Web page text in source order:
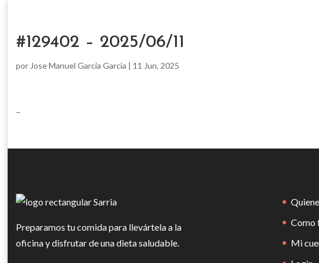
#129402 – 2025/06/11
por Jose Manuel Garcia Garcia | 11 Jun, 2025
–
Preparamos tu comida para llevártela a la
oficina y disfrutar de una dieta saludable.
Como
Mi